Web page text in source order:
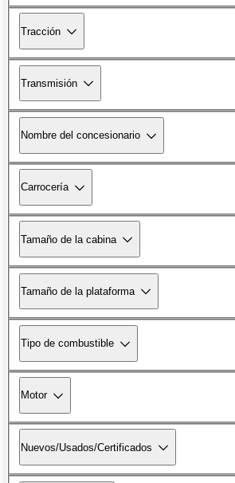
Tracción
Transmisión
Nombre del concesionario
Carrocería
Tamaño de la cabina
Tamaño de la plataforma
Tipo de combustible
Motor
Nuevos/Usados/Certificados